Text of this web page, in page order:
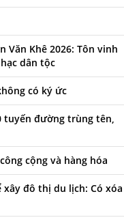
Văn Khê 2026: Tôn vinh
dân tộc
có ký ức
tuyến đường trùng tên,
cộng và hàng hóa
xây đô thị du lịch: Có xóa